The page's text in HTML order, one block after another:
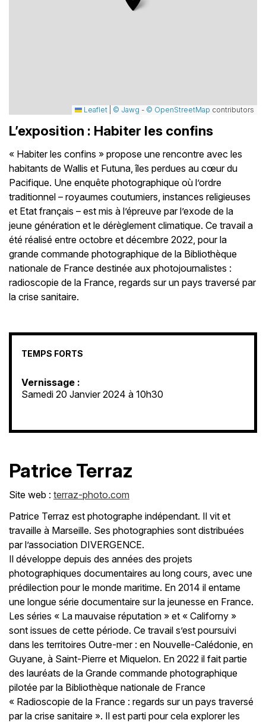
L’exposition : Habiter les confins
« Habiter les confins » propose une rencontre avec les
habitants de Wallis et Futuna, îles perdues au cœur du
Pacifique. Une enquête photographique où l’ordre
traditionnel – royaumes coutumiers, instances religieuses
et Etat français – est mis à l’épreuve par l’exode de la
jeune génération et le dérèglement climatique. Ce travail a
été réalisé entre octobre et décembre 2022, pour la
grande commande photographique de la Bibliothèque
nationale de France destinée aux photojournalistes :
radioscopie de la France, regards sur un pays traversé par
la crise sanitaire.
TEMPS FORTS
Vernissage :
Samedi 20 Janvier 2024 à 10h30
Patrice Terraz
Site web : terraz-photo.com
Patrice Terraz est photographe indépendant. Il vit et
travaille à Marseille. Ses photographies sont distribuées
par l’association DIVERGENCE.
Il développe depuis des années des projets
photographiques documentaires au long cours, avec une
prédilection pour le monde maritime. En 2014 il entame
une longue série documentaire sur la jeunesse en France.
Les séries « La mauvaise réputation » et « Californy »
sont issues de cette période. Ce travail s’est poursuivi
dans les territoires Outre-mer : en Nouvelle-Calédonie, en
Guyane, à Saint-Pierre et Miquelon. En 2022 il fait partie
des lauréats de la Grande commande photographique
pilotée par la Bibliothèque nationale de France
« Radioscopie de la France : regards sur un pays traversé
par la crise sanitaire ». Il est parti pour cela explorer les
Leaflet © Jawg - © OpenStreetMap contributors